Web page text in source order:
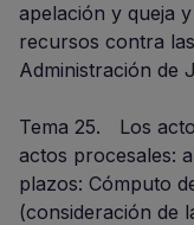
apelación y queja
recursos contra
Administración de
Tema 25. Los
actos procesales:
plazos: Cómputo
(consideración de